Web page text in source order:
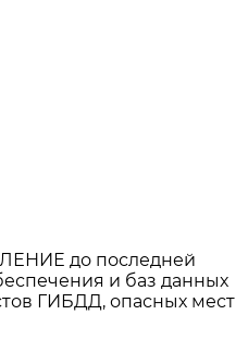
до последней
и баз данных
ГИБДД, опасных мест